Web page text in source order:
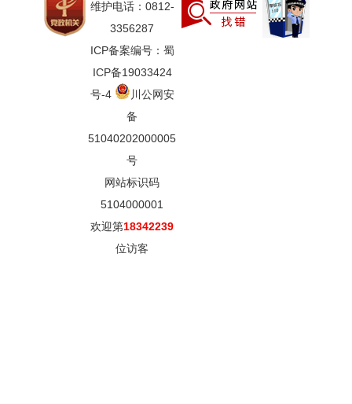
维护电话：0812-
3356287
ICP备案编号：蜀
ICP备19033424
号-4
川公网安
备
51040202000005
号
网站标识码
5104000001
欢迎第18342239
位访客